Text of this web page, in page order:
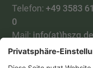
Telefon: +49 3583
0
Mail:info(at)hszg.de